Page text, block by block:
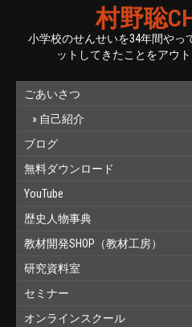
村野聡
小学校のせんせいを34年間やっ
ットしてきたことをアウ
ごあいさつ
自己紹介
ブログ
無料ダウンロード
YouTube
歴史人物事典
教材開発SHOP（教材工房）
研究資料室
セミナー
オンラインスクール